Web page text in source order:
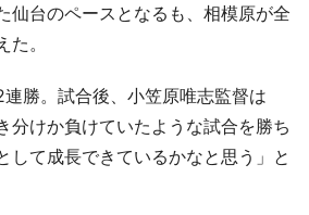
仙台のペースとなるも、相模原が全
。
勝。試合後、小笠原唯志監督は
分けか負けていたような試合を勝ち
して成長できているかなと思う」と